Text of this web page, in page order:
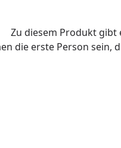
Zu diesem Produkt gibt
die erste Person sein,